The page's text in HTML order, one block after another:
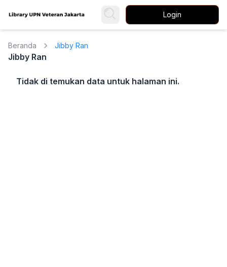
Login
Beranda Jibby Ran
Jibby Ran
Tidak di temukan data untuk halaman ini.